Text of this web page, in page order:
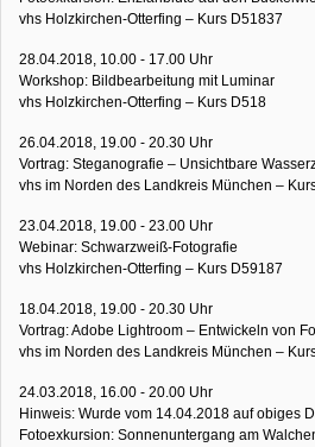
vhs Holzkirchen-Otterfing – Kurs D51837
28.04.2018, 10.00 - 17.00 Uhr
Workshop: Bildbearbeitung mit Luminar
vhs Holzkirchen-Otterfing – Kurs D518
26.04.2018, 19.00 - 20.30 Uhr
Vortrag: Steganografie – Unsichtbare
vhs im Norden des Landkreis München –
23.04.2018, 19.00 - 23.00 Uhr
Webinar: Schwarzweiß-Fotografie
vhs Holzkirchen-Otterfing – Kurs D59187
18.04.2018, 19.00 - 20.30 Uhr
Vortrag: Adobe Lightroom – Entwickeln von
vhs im Norden des Landkreis München –
24.03.2018, 16.00 - 20.00 Uhr
Hinweis: Wurde vom 14.04.2018 auf obiges
Fotoexkursion: Sonnenuntergang am